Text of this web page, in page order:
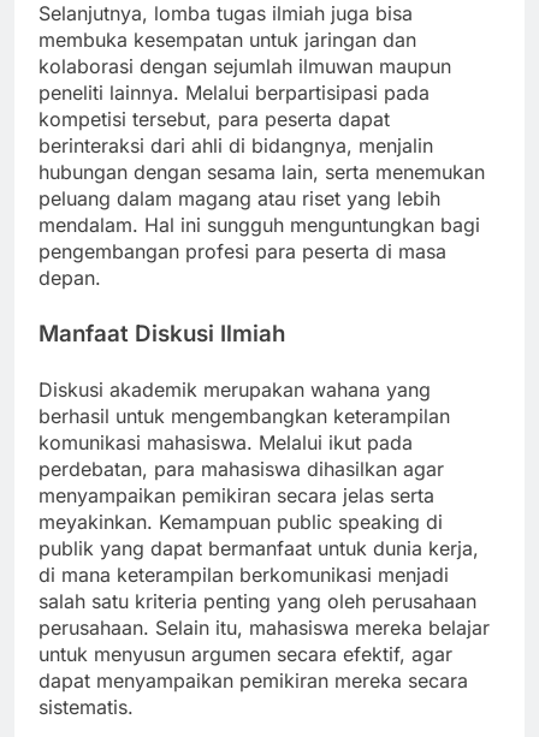
Selanjutnya, lomba tugas ilmiah juga bisa
membuka kesempatan untuk jaringan dan
kolaborasi dengan sejumlah ilmuwan maupun
peneliti lainnya. Melalui berpartisipasi pada
kompetisi tersebut, para peserta dapat
berinteraksi dari ahli di bidangnya, menjalin
hubungan dengan sesama lain, serta menemukan
peluang dalam magang atau riset yang lebih
mendalam. Hal ini sungguh menguntungkan bagi
pengembangan profesi para peserta di masa
depan.
Manfaat Diskusi Ilmiah
Diskusi akademik merupakan wahana yang
berhasil untuk mengembangkan keterampilan
komunikasi mahasiswa. Melalui ikut pada
perdebatan, para mahasiswa dihasilkan agar
menyampaikan pemikiran secara jelas serta
meyakinkan. Kemampuan public speaking di
publik yang dapat bermanfaat untuk dunia kerja,
di mana keterampilan berkomunikasi menjadi
salah satu kriteria penting yang oleh perusahaan
perusahaan. Selain itu, mahasiswa mereka belajar
untuk menyusun argumen secara efektif, agar
dapat menyampaikan pemikiran mereka secara
sistematis.